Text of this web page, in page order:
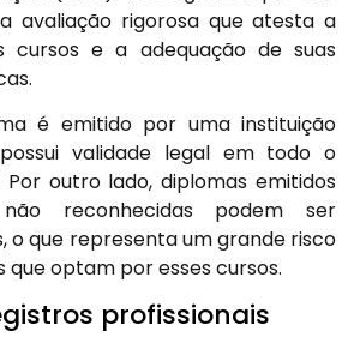
avaliação rigorosa que atesta a
cursos e a adequação de suas
é emitido por uma instituição
validade legal em todo o
outro lado, diplomas emitidos
reconhecidas podem ser
o que representa um grande risco
que optam por esses cursos.
profissionais